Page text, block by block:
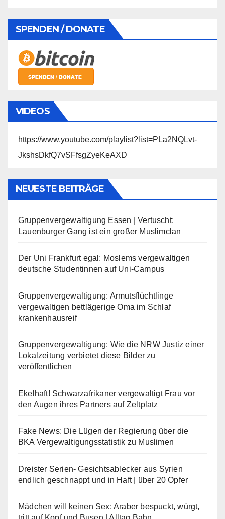
SPENDEN / DONATE
VIDEOS
https://www.youtube.com/playlist?list=PLa2NQLvt-
JkshsDkfQ7vSFfsgZyeKeAXD
NEUESTE BEITRÄGE
Gruppenvergewaltigung Essen | Vertuscht:
Lauenburger Gang ist ein großer Muslimclan
Der Uni Frankfurt egal: Moslems vergewaltigen
deutsche Studentinnen auf Uni-Campus
Gruppenvergewaltigung: Armutsflüchtlinge
vergewaltigen bettlägerige Oma im Schlaf
krankenhausreif
Gruppenvergewaltigung: Wie die NRW Justiz einer
Lokalzeitung verbietet diese Bilder zu
veröffentlichen
Ekelhaft! Schwarzafrikaner vergewaltigt Frau vor
den Augen ihres Partners auf Zeltplatz
Fake News: Die Lügen der Regierung über die
BKA Vergewaltigungsstatistik zu Muslimen
Dreister Serien- Gesichtsablecker aus Syrien
endlich geschnappt und in Haft | über 20 Opfer
Mädchen will keinen Sex: Araber bespuckt, würgt,